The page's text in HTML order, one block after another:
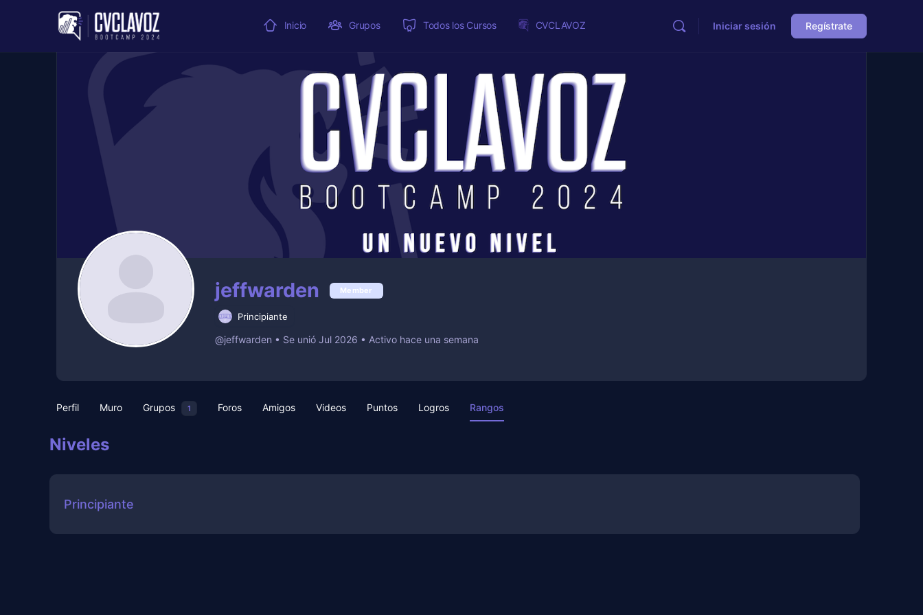
Inicio Grupos Todos los Cursos CVCLAVOZ Iniciar sesión Regístrate
jeffwarden Member
Principiante
@jeffwarden • Se unió Jul 2026 • Activo hace una semana
Perfil Muro Grupos 1 Foros Amigos Videos Puntos Logros Rangos
Niveles
Principiante